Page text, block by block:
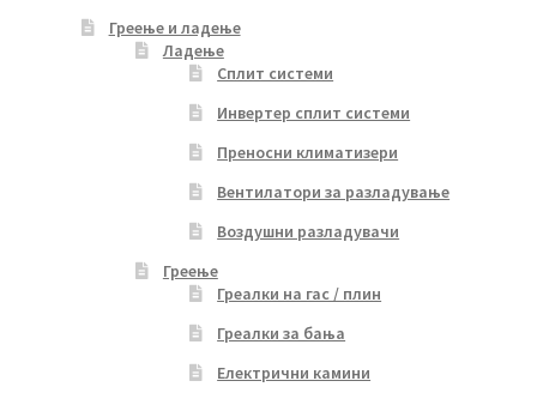
Греење и ладење
Ладење
Сплит системи
Инвертер сплит системи
Преносни климатизери
Вентилатори за разладување
Воздушни разладувачи
Греење
Греалки на гас / плин
Греалки за бања
Електрични камини